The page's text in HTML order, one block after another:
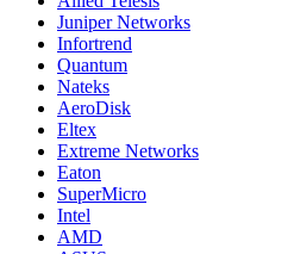
Juniper Networks
Infortrend
Quantum
Nateks
AeroDisk
Eltex
Extreme Networks
Eaton
SuperMicro
Intel
AMD